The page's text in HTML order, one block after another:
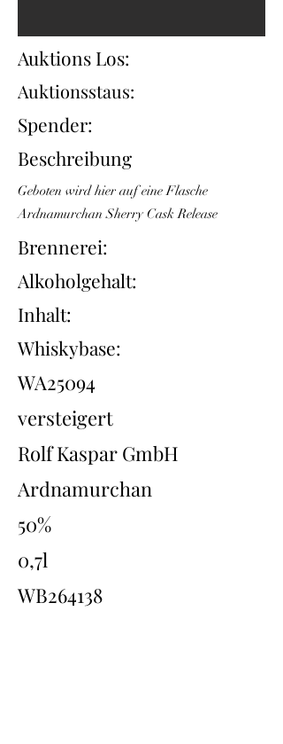
Auktions Los:
Auktionsstaus:
Spender:
Beschreibung
Geboten wird hier auf eine Flasche
Ardnamurchan Sherry Cask Release
Brennerei:
Alkoholgehalt:
Inhalt:
Whiskybase:
WA25094
versteigert
Rolf Kaspar GmbH
Ardnamurchan
50%
0,7l
WB264138